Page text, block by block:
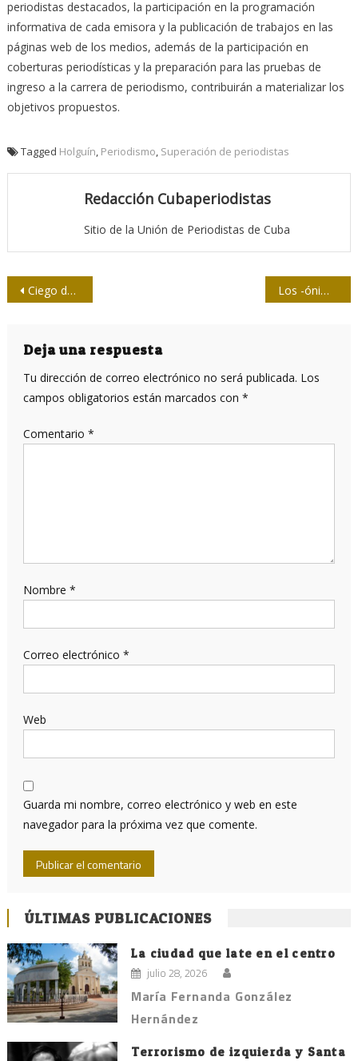
periodistas destacados, la participación en la programación
informativa de cada emisora y la publicación de trabajos en las
páginas web de los medios, además de la participación en
coberturas periodísticas y la preparación para las pruebas de
ingreso a la carrera de periodismo, contribuirán a materializar los
objetivos propuestos.
Tagged Holguín, Periodismo, Superación de periodistas
Redacción Cubaperiodistas
Sitio de la Unión de Periodistas de Cuba
Navegación
entradas
Ciego de Ávila puede darle más al concurso periodístico Eddy Martin Los -ónimos que empleamos
Deja una respuesta
Tu dirección de correo electrónico no será publicada. Los
campos obligatorios están marcados con *
Comentario *
Nombre *
Correo electrónico *
Web
Guarda mi nombre, correo electrónico y web en este
navegador para la próxima vez que comente.
ÚLTIMAS PUBLICACIONES
La ciudad que late en el centro
julio 28, 2026
María Fernanda González
Hernández
Terrorismo de izquierda y Santa